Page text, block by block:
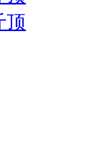
顶